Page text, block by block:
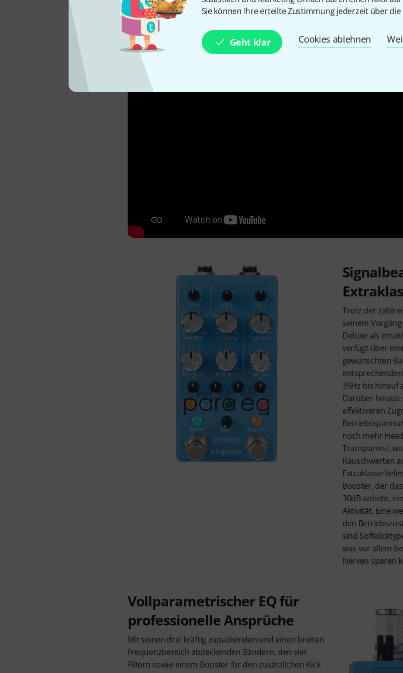
Sie können Ihre erteilte Zustimmung jederzeit über die
Geht klar Cookies ablehnen
Trotz der
seinem
Deluxe als
verfügt über
gewünschten
35Hz bis hinauf
Darüber hinaus
effektiveren
noch mehr
Transparenz,
Rauschwerten
Extraklasse
Booster, der
30dB anhebt,
Aktivität. Eine
den
sind
was vor allem
Nerven sparen
Vollparametrischer EQ für
professionelle Ansprüche
Mit seinen drei kräftig zupackenden und einen breiten
Frequenzbereich abdeckenden Bändern, den vier
Filtern sowie einem Booster für den zusätzlichen Kick